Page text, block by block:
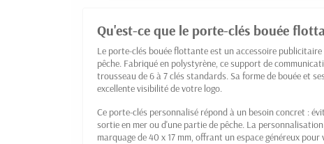
Qu'est-ce que le porte-clés bouée
Le porte-clés bouée flottante est un accessoire
pêche. Fabriqué en polystyrène, ce support de
trousseau de 6 à 7 clés standards. Sa forme de bouée et
excellente visibilité de votre logo.
Ce porte-clés personnalisé répond à un besoin concret :
sortie en mer ou d'une partie de pêche. La
marquage de 40 x 17 mm, offrant un espace généreux